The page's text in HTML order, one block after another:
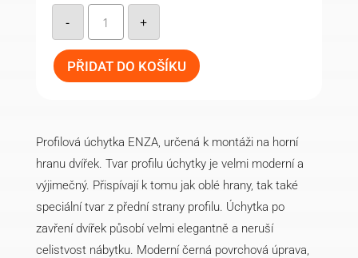
-
Nábytková
úchytka
Enza
černá
matná
396
mm
množství
+
PŘIDAT DO KOŠÍKU
Profilová úchytka ENZA, určená k montáži na horní
hranu dvířek. Tvar profilu úchytky je velmi moderní a
výjimečný. Přispívají k tomu jak oblé hrany, tak také
speciální tvar z přední strany profilu. Úchytka po
zavření dvířek působí velmi elegantně a neruší
celistvost nábytku. Moderní černá povrchová úprava,